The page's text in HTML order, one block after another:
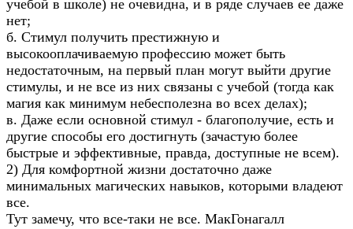
учебой в школе) не очевидна, и в ряде случаев ее даже
нет;
б. Стимул получить престижную и
высокооплачиваемую профессию может быть
недостаточным, на первый план могут выйти другие
стимулы, и не все из них связаны с учебой (тогда как
магия как минимум небесполезна во всех делах);
в. Даже если основной стимул - благополучие, есть и
другие способы его достигнуть (зачастую более
быстрые и эффективные, правда, доступные не всем).
2) Для комфортной жизни достаточно даже
минимальных магических навыков, которыми владеют
все.
Тут замечу, что все-таки не все. МакГонагалл